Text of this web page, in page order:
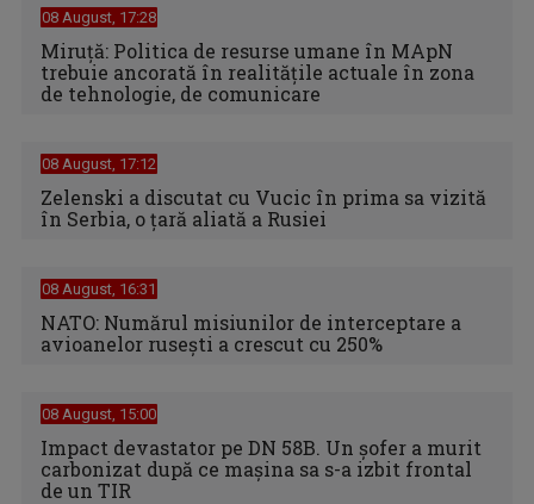
08 August, 17:28
Miruță: Politica de resurse umane în MApN
trebuie ancorată în realitățile actuale în zona
de tehnologie, de comunicare
08 August, 17:12
Zelenski a discutat cu Vucic în prima sa vizită
în Serbia, o ţară aliată a Rusiei
08 August, 16:31
NATO: Numărul misiunilor de interceptare a
avioanelor ruseşti a crescut cu 250%
08 August, 15:00
Impact devastator pe DN 58B. Un șofer a murit
carbonizat după ce mașina sa s-a izbit frontal
de un TIR